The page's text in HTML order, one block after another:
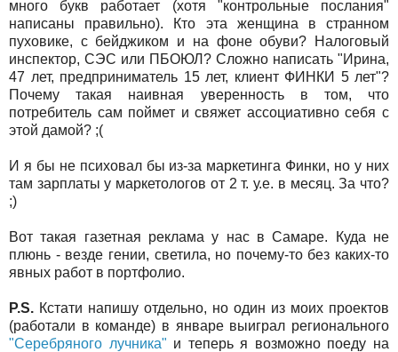
много букв работает (хотя "контрольные послания"
написаны правильно). Кто эта женщина в странном
пуховике, с бейджиком и на фоне обуви? Налоговый
инспектор, СЭС или ПБОЮЛ? Сложно написать "Ирина,
47 лет, предприниматель 15 лет, клиент ФИНКИ 5 лет"?
Почему такая наивная уверенность в том, что
потребитель сам поймет и свяжет ассоциативно себя с
этой дамой? ;(
И я бы не психовал бы из-за маркетинга Финки, но у них
там зарплаты у маркетологов от 2 т. у.е. в месяц. За что?
;)
Вот такая газетная реклама у нас в Самаре. Куда не
плюнь - везде гении, светила, но почему-то без каких-то
явных работ в портфолио.
P.S. Кстати напишу отдельно, но один из моих проектов
(работали в команде) в январе выиграл регионального
"Серебряного лучника" и теперь я возможно поеду на